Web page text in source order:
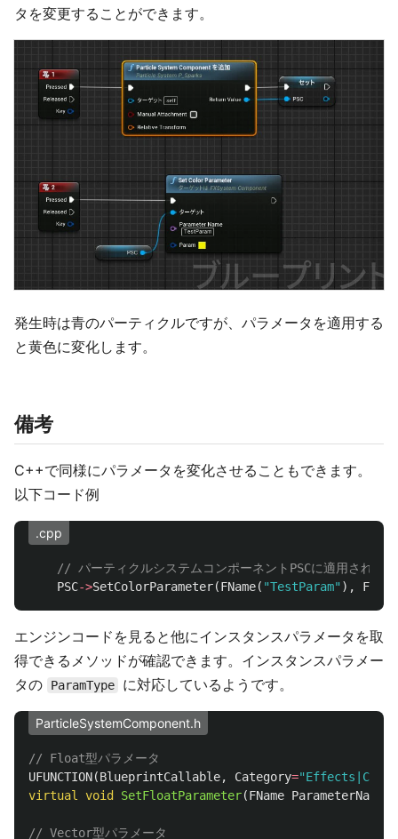
タを変更することができます。
発生時は青のパーティクルですが、パラメータを適用する
と黄色に変化します。
備考
C++で同様にパラメータを変化させることもできます。
以下コード例
.cpp
// パーティクルシステムコンポーネントPSCに適用され
PSC->SetColorParameter(FName( "TestParam" ),
エンジンコードを見ると他にインスタンスパラメータを取
得できるメソッドが確認できます。インスタンスパラメー
タの
ParamType に対応しているようです。
ParticleSystemComponent.h
// Float型パラメータ
UFUNCTION(BlueprintCallable, Category=
virtual void SetFloatParameter(FName ParameterName
// Vector型パラメータ